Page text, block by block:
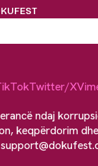
Twitter/X
ndaj
keqpërdorim